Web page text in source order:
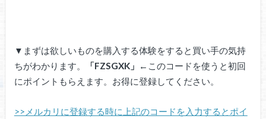
▼まずは欲しいものを購入する体験をすると買い手の気持
ちがわかります。
「FZSGXK」← このコードを使うと初回
にポイントもらえます。お得に登録してください。
>>メルカリに登録する時に上記のコードを入力するとポイ